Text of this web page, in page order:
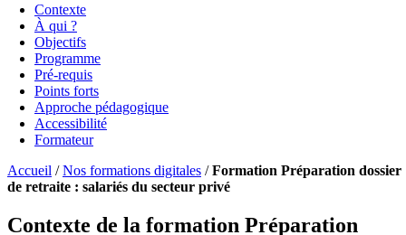
Contexte
À qui ?
Objectifs
Programme
Pré-requis
Points forts
Approche pédagogique
Accessibilité
Formateur
Accueil /Nos formations digitales /Formation Préparation dossier
de retraite : salariés du secteur privé
Contexte de la formation Préparation